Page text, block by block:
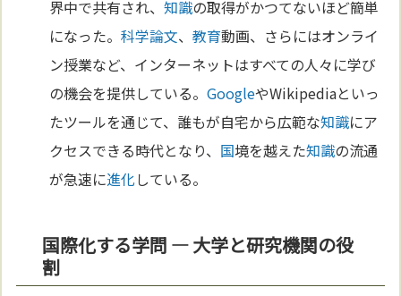
界中で共有され、知識の取得がかつてないほど簡単
になった。科学論文、教育動画、さらにはオンライ
ン授業など、インターネットはすべての人々に学び
の機会を提供している。GoogleやWikipediaといっ
たツールを通じて、誰もが自宅から広範な知識にア
クセスできる時代となり、 国境を越えた知識の流通
が急速に進化している。
国際化する学問 — 大学と研究機関の役
割